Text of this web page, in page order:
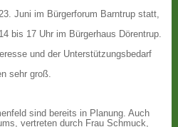
Juni im Bürgerforum Barntrup statt,
bis 17 Uhr im Bürgerhaus Dörentrup.
und der Unterstützungsbedarf
sehr groß.
sind bereits in Planung. Auch
vertreten durch Frau Schmuck,